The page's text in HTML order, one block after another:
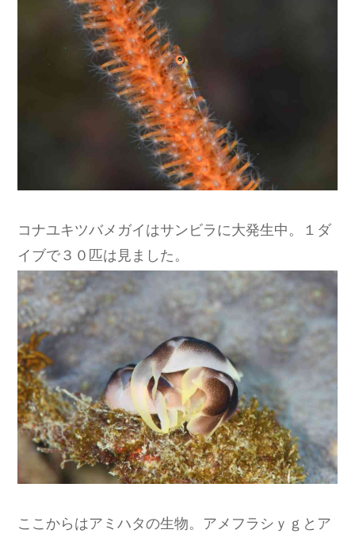
コナユキツバメガイはサンビラに大発生中。１ダ
イブで３０匹は見ました。
ここからはアミハタの生物。アメフラシｙｇとア